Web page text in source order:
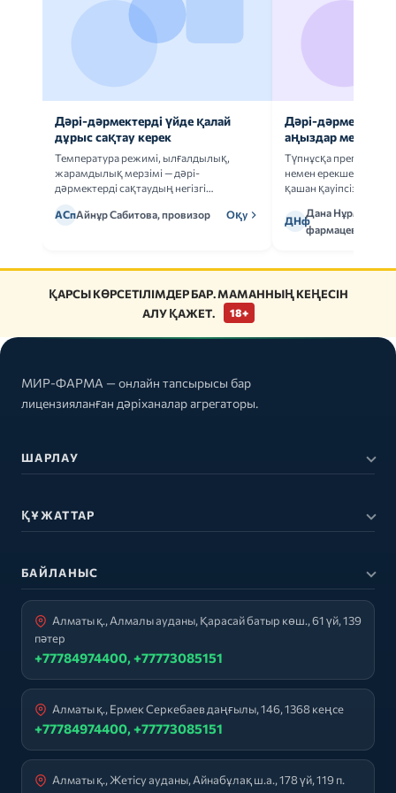
Дәрі-дәрмектерді үйде қалай
дұрыс сақтау керек
Температура режимі, ылғалдылық,
жарамдылық мерзімі — дәрі-
дәрмектерді сақтаудың негізгі
АСпАйнұр Сабитова, провизор Оқу
Дәрі-дәрмек
аңыздар мен
Түпнұсқа
немен ерекшеленеді
қашан қауіпсіз.
ДНф
Дана
фармацевт
ҚАРСЫ КӨРСЕТІЛІМДЕР БАР. МАМАННЫҢ КЕҢЕСІН
АЛУ ҚАЖЕТ.
18+
МИР-ФАРМА — онлайн тапсырысы бар
лицензияланған дәріханалар агрегаторы.
ШАРЛАУ
ҚҰЖАТТАР
БАЙЛАНЫС
Алматы қ., Алмалы ауданы, Қарасай батыр көш., 61 үй, 139
пәтер
+77784974400, +77773085151
Алматы қ., Ермек Серкебаев даңғылы, 146, 1368 кеңсе
+77784974400, +77773085151
Алматы қ., Жетісу ауданы, Айнабұлақ ш.а., 178 үй, 119 п.